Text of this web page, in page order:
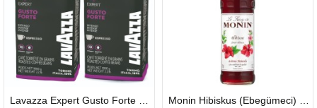
GÖNDERİ
GÖNDERİ